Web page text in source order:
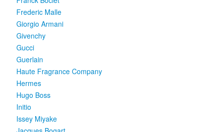
Frederic Malle
Giorgio Armani
Givenchy
Gucci
Guerlain
Haute Fragrance Company
Hermes
Hugo Boss
Initio
Issey Miyake